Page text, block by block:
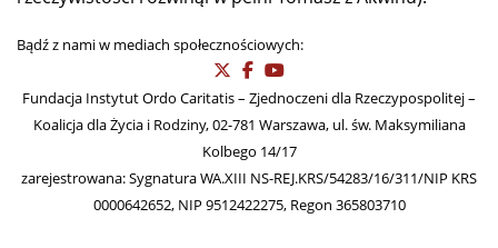
Bądź z nami w mediach społecznościowych:
Fundacja Instytut Ordo Caritatis – Zjednoczeni dla Rzeczypospolitej –
Koalicja dla Życia i Rodziny, 02-781 Warszawa, ul. św. Maksymiliana
Kolbego 14/17
zarejestrowana: Sygnatura WA.XIII NS-REJ.KRS/54283/16/311/NIP KRS
0000642652, NIP 9512422275, Regon 365803710